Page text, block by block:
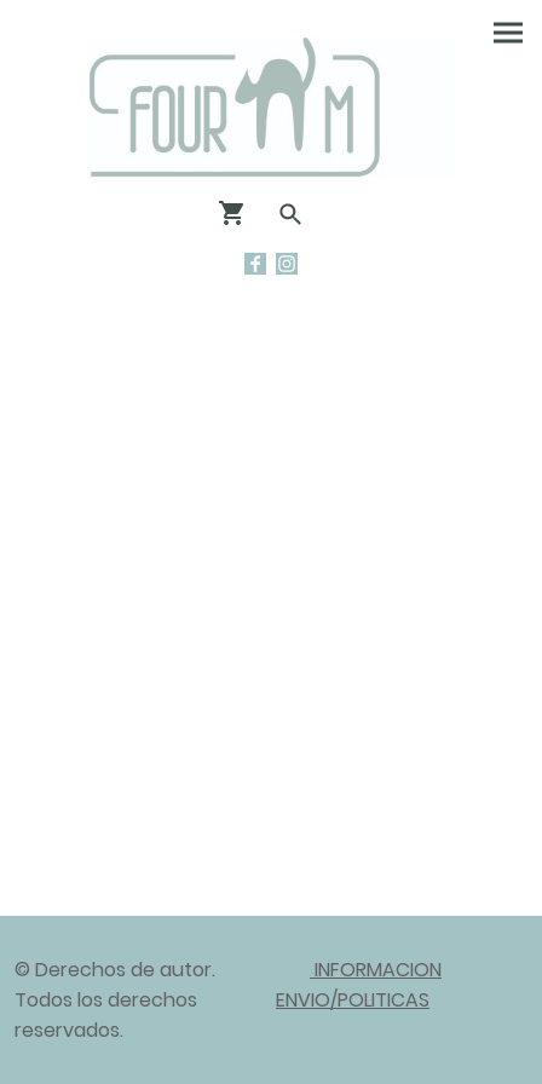
© Derechos de autor.
Todos los derechos
reservados.
INFORMACION
ENVIO/POLITICAS